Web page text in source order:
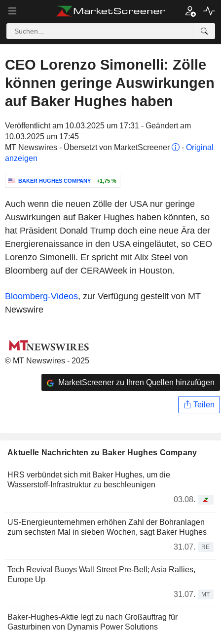
CEO Lorenzo Simonelli: Zölle
können geringe Auswirkungen
auf Baker Hughes haben
Veröffentlicht am 10.03.2025 um 17:31 - Geändert am
10.03.2025 um 17:45
MT Newswires - Übersetzt von MarketScreener
- Original
anzeigen
BAKER HUGHES COMPANY +1,75 %
Auch wenn die neuen Zölle der USA nur geringe
Auswirkungen auf Baker Hughes haben könnten, so
hat Präsident Donald Trump doch eine neue Ära der
Energierenaissance in den USA eingeläutet, so CEO
Lorenzo Simonelli. Er spricht mit Alix Steel von
Bloomberg auf der CERAWeek in Houston.
Bloomberg-Videos, zur Verfügung gestellt von MT
Newswire
© MT Newswires - 2025
MarketScreener zu Ihren Quellen hinzufügen
Teilen
Aktuelle Nachrichten zu Baker Hughes Company
HRS verbündet sich mit Baker Hughes, um die
Wasserstoff-Infrastruktur zu beschleunigen
03.08.
US-Energieunternehmen erhöhen Zahl der Bohranlagen
zum sechsten Mal in sieben Wochen, sagt Baker Hughes
31.07.
RE
Tech Revival Buoys Wall Street Pre-Bell; Asia Rallies,
Europe Up
31.07.
MT
Baker-Hughes-Aktie legt zu nach Großauftrag für
Gasturbinen von Dynamis Power Solutions